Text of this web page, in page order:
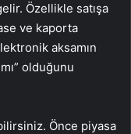
Özellikle satışa
ve kaporta
aksamın
olduğunu
Önce piyasa